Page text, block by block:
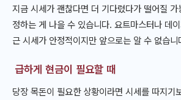
지금 시세가 괜찮다면 더 기다렸다가 떨어질
정하는 게 나을 수 있습니다. 요트마스터나 데
근 시세가 안정적이지만 앞으로는 알 수 없습니
급하게 현금이 필요할 때
당장 목돈이 필요한 상황이라면 시세를 따지기